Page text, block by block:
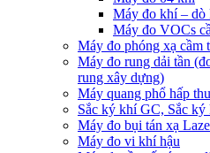
Máy đo khí – dò
Máy đo VOCs
Máy đo phóng xạ cầm
Máy đo rung dải tần
rung xây dựng)
Máy quang phổ hấp
Sắc ký khí GC, Sắc
Máy đo bụi tán xạ
Máy đo vi khí hậu